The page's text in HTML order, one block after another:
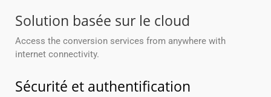
Solution basée sur le cloud
Access the conversion services from anywhere with
internet connectivity.
Sécurité et authentification